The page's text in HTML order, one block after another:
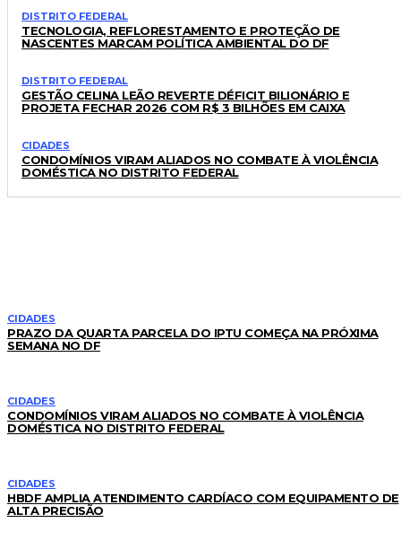
DISTRITO FEDERAL
TECNOLOGIA, REFLORESTAMENTO E PROTEÇÃO DE
NASCENTES MARCAM POLÍTICA AMBIENTAL DO DF
DISTRITO FEDERAL
GESTÃO CELINA LEÃO REVERTE DÉFICIT BILIONÁRIO E
PROJETA FECHAR 2026 COM R$ 3 BILHÕES EM CAIXA
CIDADES
CONDOMÍNIOS VIRAM ALIADOS NO COMBATE À VIOLÊNCIA
DOMÉSTICA NO DISTRITO FEDERAL
CIDADES
PRAZO DA QUARTA PARCELA DO IPTU COMEÇA NA PRÓXIMA
SEMANA NO DF
CIDADES
CONDOMÍNIOS VIRAM ALIADOS NO COMBATE À VIOLÊNCIA
DOMÉSTICA NO DISTRITO FEDERAL
CIDADES
HBDF AMPLIA ATENDIMENTO CARDÍACO COM EQUIPAMENTO DE
ALTA PRECISÃO